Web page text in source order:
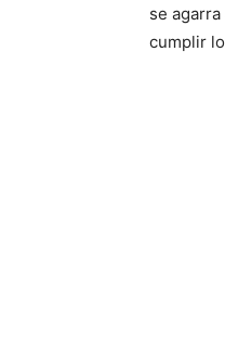
se
cumplir